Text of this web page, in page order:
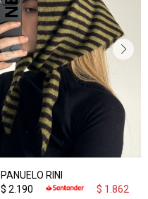
PANUELO RINI
$ 2.190 $ 1.862